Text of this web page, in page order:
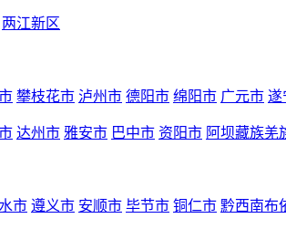
两江新区
攀枝花市 泸州市 德阳市 绵阳市 广元市 遂
达州市 雅安市 巴中市 资阳市 阿坝藏族羌
市 遵义市 安顺市 毕节市 铜仁市 黔西南布